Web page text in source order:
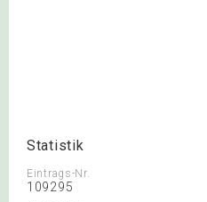
Statistik
Eintrags-Nr.
109295